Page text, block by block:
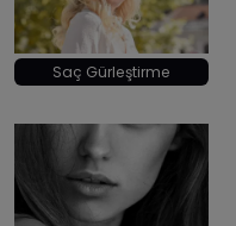
Saç Gürleştirme